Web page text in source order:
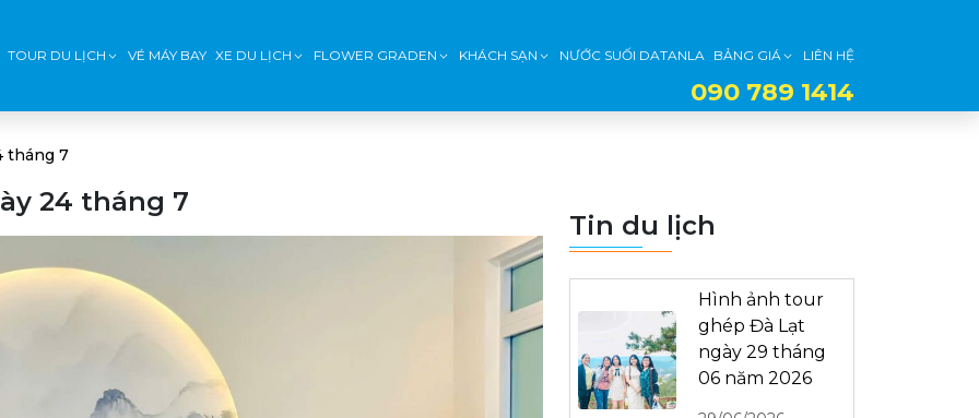
TOUR DU LỊCH VÉ MÁY BAY XE DU LỊCH FLOWER GRADEN KHÁCH SẠN NƯỚC SUỐI DATANLA BẢNG GIÁ LIÊN HỆ
090 789 1414
tháng 7
24 tháng 7
Tin du lịch
Hình ảnh tour
ghép Đà Lạt
ngày 29 tháng
06 năm 2026